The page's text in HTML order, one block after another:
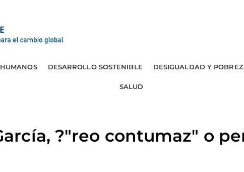
DESARROLLO SOSTENIBLE DESIGUALDAD Y
SALUD
?"reo contumaz" o